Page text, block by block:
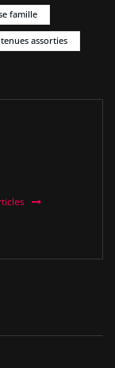
famille
tenues assorties